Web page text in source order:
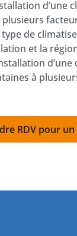
d’une
de
et la
à
RDV pour un